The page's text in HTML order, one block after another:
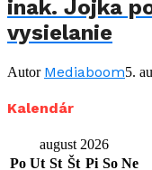
inak. Jojka
vysielanie
Autor Mediaboom5.
Kalendár
august 2026
Po Ut St Št Pi So Ne